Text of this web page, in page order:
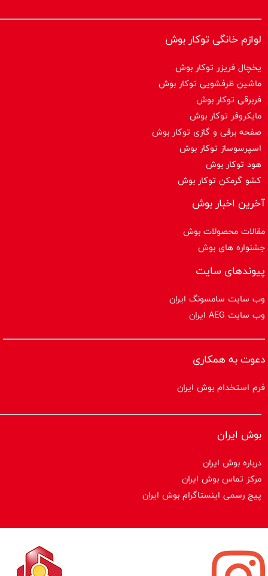
لوازم خانگی توکار بوش
یخچال فریزر توکار بوش
ماشین ظرفشویی توکار بوش
فربرقی توکار بوش
مایکروفر توکار بوش
صفحه برقی و گازی توکار بوش
اسپرسوساز توكار بوش
هود توکار بوش
کشو گرمکن توکار بوش
آخرین اخبار بوش
مقالات محصولات بوش
جشنواره های بوش
پیوندهای سایت
وب سایت سامسونگ ایران
وب سایت AEG ایران
دعوت به همکاری
فرم استخدام بوش ایران
بوش ایران
درباره بوش ایران
مرکز تماس بوش ایران
پیج رسمی اینستاگرام بوش ایران